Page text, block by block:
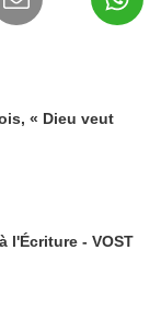
« Dieu veut
l'Écriture - VOST